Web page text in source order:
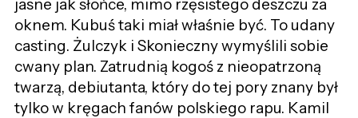
jasne jak słońce, mimo rzęsistego deszczu za
oknem. Kubuś taki miał właśnie być. To udany
casting. Żulczyk i Skonieczny wymyślili sobie
cwany plan. Zatrudnią kogoś z nieopatrzoną
twarzą, debiutanta, który do tej pory znany był
tylko w kręgach fanów polskiego rapu. Kamil